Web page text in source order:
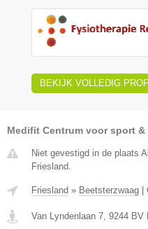
BEKIJK VOLLEDIG
Medifit Centrum voor sport
Niet gevestigd in de plaats
Friesland.
Friesland » Beetsterzwaag
Van Lyndenlaan 7 9244 BV